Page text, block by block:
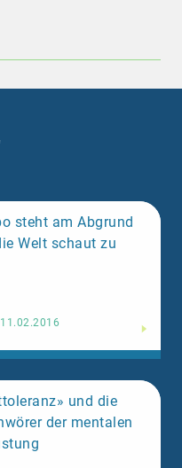
steht am Abgrund
Welt schaut zu
11.02.2016
und die
der mentalen